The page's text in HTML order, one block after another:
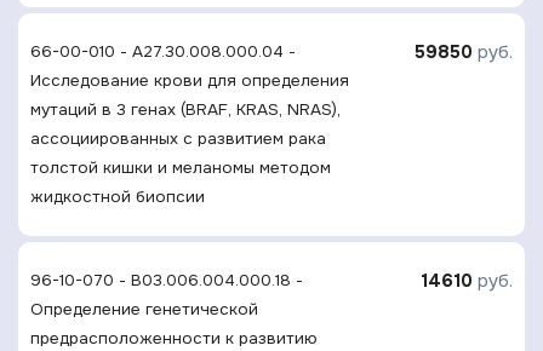
66-00-010 - A27.30.008.000.04 -
Исследование крови для определения
мутаций в 3 генах (BRAF, KRAS, NRAS),
ассоциированных с развитием рака
толстой кишки и меланомы методом
жидкостной биопсии
59850 руб.
96-10-070 - B03.006.004.000.18 -
Определение генетической
предрасположенности к развитию
14610 руб.